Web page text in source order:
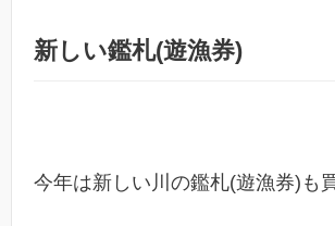
新しい鑑札(遊漁券)
今年は新しい川の鑑札(遊漁券)も